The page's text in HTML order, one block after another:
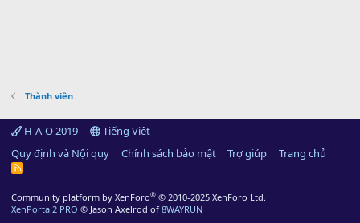
Thành viên
H-A-O 2019
Tiếng Việt
Quy định và Nội quy
Chính sách bảo mật Trợ giúp Trang chủ
R
Community platform by XenForo® © 2010-2025 XenForo Ltd.
XenPorta 2 PRO © Jason Axelrod of 8WAYRUN